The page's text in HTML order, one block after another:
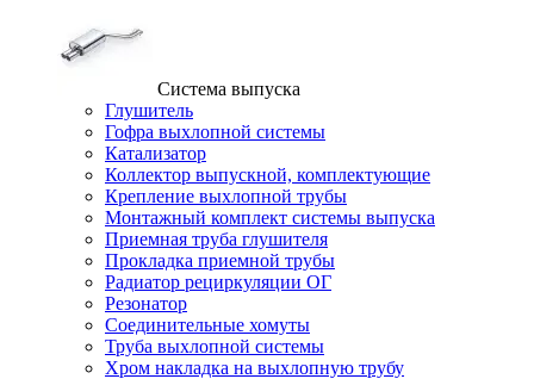
Система выпуска
Глушитель
Гофра выхлопной системы
Катализатор
Коллектор выпускной, комплектующие
Крепление выхлопной трубы
Монтажный комплект системы выпуска
Приемная труба глушителя
Прокладка приемной трубы
Радиатор рециркуляции ОГ
Резонатор
Соединительные хомуты
Труба выхлопной системы
Хром накладка на выхлопную трубу